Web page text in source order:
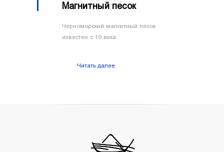
Магнитный песок
Черноморский магнитный песок
известен с 19 века
Читать далее